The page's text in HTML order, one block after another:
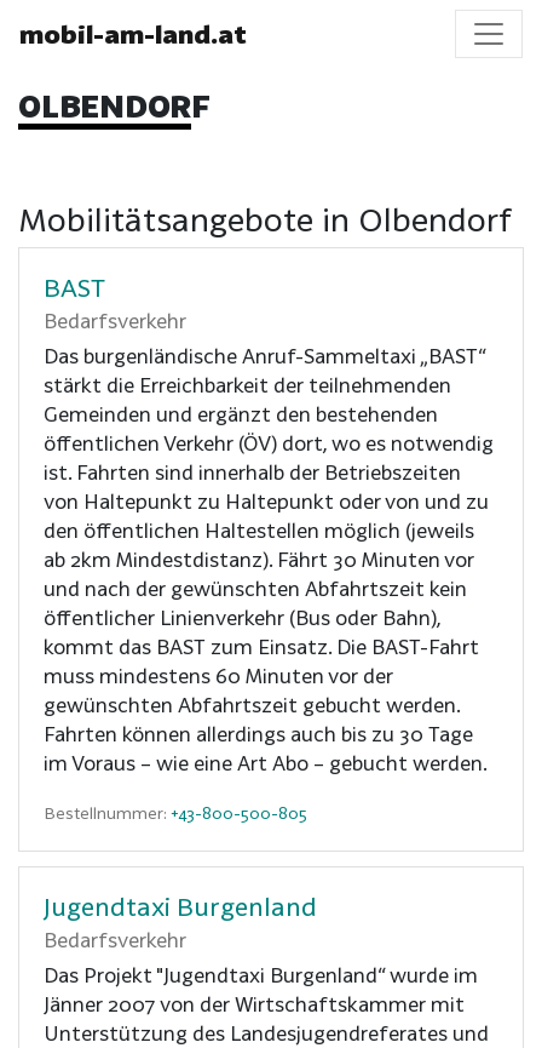
mobil-am-land.at
OLBENDORF
Mobilitätsangebote in Olbendorf
BAST
Bedarfsverkehr
Das burgenländische Anruf-Sammeltaxi „BAST“
stärkt die Erreichbarkeit der teilnehmenden
Gemeinden und ergänzt den bestehenden
öffentlichen Verkehr (ÖV) dort, wo es notwendig
ist. Fahrten sind innerhalb der Betriebszeiten
von Haltepunkt zu Haltepunkt oder von und zu
den öffentlichen Haltestellen möglich (jeweils
ab 2km Mindestdistanz). Fährt 30 Minuten vor
und nach der gewünschten Abfahrtszeit kein
öffentlicher Linienverkehr (Bus oder Bahn),
kommt das BAST zum Einsatz. Die BAST-Fahrt
muss mindestens 60 Minuten vor der
gewünschten Abfahrtszeit gebucht werden.
Fahrten können allerdings auch bis zu 30 Tage
im Voraus – wie eine Art Abo – gebucht werden.
Bestellnummer: +43-800-500-805
Jugendtaxi Burgenland
Bedarfsverkehr
Das Projekt "Jugendtaxi Burgenland“ wurde im
Jänner 2007 von der Wirtschaftskammer mit
Unterstützung des Landesjugendreferates und